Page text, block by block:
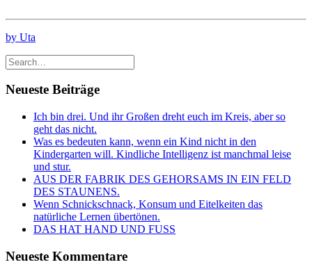
by Uta
Neueste Beiträge
Ich bin drei. Und ihr Großen dreht euch im Kreis, aber so
geht das nicht.
Was es bedeuten kann, wenn ein Kind nicht in den
Kindergarten will. Kindliche Intelligenz ist manchmal leise
und stur.
AUS DER FABRIK DES GEHORSAMS IN EIN FELD
DES STAUNENS.
Wenn Schnickschnack, Konsum und Eitelkeiten das
natürliche Lernen übertönen.
DAS HAT HAND UND FUSS
Neueste Kommentare